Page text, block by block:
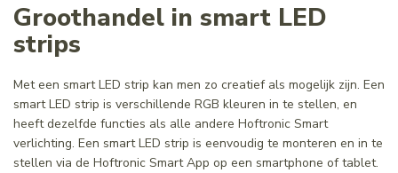
Groothandel in smart LED
strips
Met een smart LED strip kan men zo creatief als mogelijk zijn. Een
smart LED strip is verschillende RGB kleuren in te stellen, en
heeft dezelfde functies als alle andere Hoftronic Smart
verlichting. Een smart LED strip is eenvoudig te monteren en in te
stellen via de Hoftronic Smart App op een smartphone of tablet.